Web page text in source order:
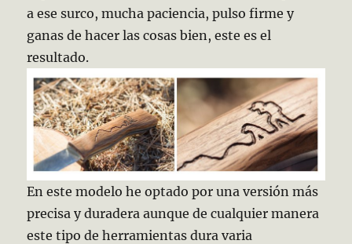
a ese surco, mucha paciencia, pulso firme y
ganas de hacer las cosas bien, este es el
resultado.
En este modelo he optado por una versión más
precisa y duradera aunque de cualquier manera
este tipo de herramientas dura varia